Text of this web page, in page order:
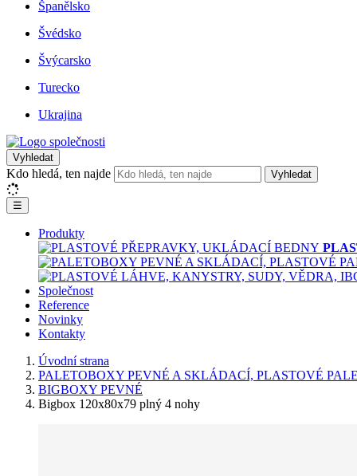
Španělsko
Švédsko
Švýcarsko
Turecko
Ukrajina
Vyhledat
Kdo hledá, ten najde Vyhledat
☰
Produkty
Společnost
Reference
Novinky
Kontakty
Úvodní strana
PALETOBOXY PEVNÉ A SKLÁDACÍ, PLASTOVÉ
BIGBOXY PEVNÉ
Bigbox 120x80x79 plný 4 nohy